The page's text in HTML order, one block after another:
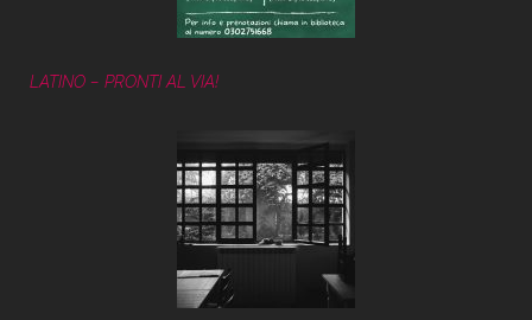
LATINO – PRONTI AL VIA!